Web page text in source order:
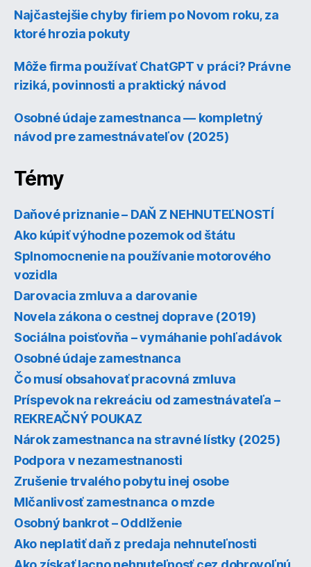
Najčastejšie chyby firiem po Novom roku, za
ktoré hrozia pokuty
Môže firma používať ChatGPT v práci? Právne
riziká, povinnosti a praktický návod
Osobné údaje zamestnanca — kompletný
návod pre zamestnávateľov (2025)
Témy
Daňové priznanie – DAŇ Z NEHNUTEĽNOSTÍ
Ako kúpiť výhodne pozemok od štátu
Splnomocnenie na používanie motorového
vozidla
Darovacia zmluva a darovanie
Novela zákona o cestnej doprave (2019)
Sociálna poisťovňa – vymáhanie pohľadávok
Osobné údaje zamestnanca
Čo musí obsahovať pracovná zmluva
Príspevok na rekreáciu od zamestnávateľa –
REKREAČNÝ POUKAZ
Nárok zamestnanca na stravné lístky (2025)
Podpora v nezamestnanosti
Zrušenie trvalého pobytu inej osobe
Mlčanlivosť zamestnanca o mzde
Osobný bankrot – Oddlženie
Ako neplatiť daň z predaja nehnuteľnosti